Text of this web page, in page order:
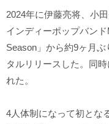
2024年に伊藤亮将、小
インディーポップバン
Season」から約9ヶ月
タルリリースした。同
れた。
4人体制になって初とな